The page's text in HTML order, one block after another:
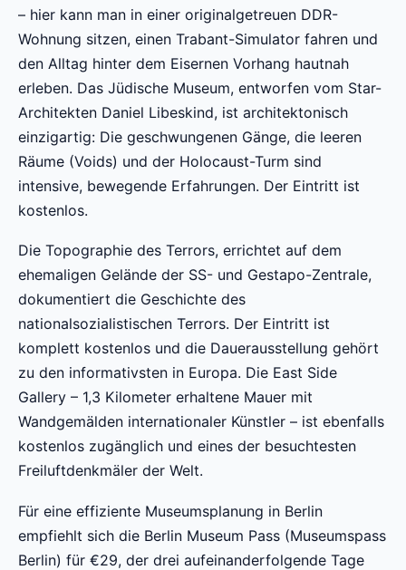
– hier kann man in einer originalgetreuen DDR-
Wohnung sitzen, einen Trabant-Simulator fahren und
den Alltag hinter dem Eisernen Vorhang hautnah
erleben. Das Jüdische Museum, entworfen vom Star-
Architekten Daniel Libeskind, ist architektonisch
einzigartig: Die geschwungenen Gänge, die leeren
Räume (Voids) und der Holocaust-Turm sind
intensive, bewegende Erfahrungen. Der Eintritt ist
kostenlos.
Die Topographie des Terrors, errichtet auf dem
ehemaligen Gelände der SS- und Gestapo-Zentrale,
dokumentiert die Geschichte des
nationalsozialistischen Terrors. Der Eintritt ist
komplett kostenlos und die Dauerausstellung gehört
zu den informativsten in Europa. Die East Side
Gallery – 1,3 Kilometer erhaltene Mauer mit
Wandgemälden internationaler Künstler – ist ebenfalls
kostenlos zugänglich und eines der besuchtesten
Freiluftdenkmäler der Welt.
Für eine effiziente Museumsplanung in Berlin
empfiehlt sich die Berlin Museum Pass (Museumspass
Berlin) für €29, der drei aufeinanderfolgende Tage